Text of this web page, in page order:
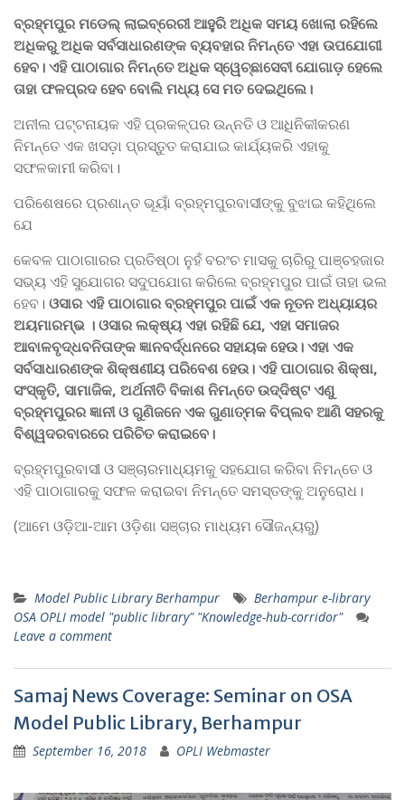
ବ୍ରହ୍ମପୁର ମଡେଲ୍‌ ଲାଇବ୍ରେରୀ ଆହୁରି ଅଧିକ ସମୟ ଖୋଲା ରହିଲେ
ଅଧିକରୁ ଅଧିକ ସର୍ବସାଧାରଣଙ୍କ ବ୍ୟବହାର ନିମନ୍ତେ ଏହା ଉପଯୋଗୀ
ହେବ। ଏହି ପାଠାଗାର ନିମନ୍ତେ ଅଧିକ ସ୍ୱେଚ୍ଛାସେବୀ ଯୋଗାଡ଼ ହେଲେ
ତାହା ଫଳପ୍ରଦ ହେବ ବୋଲି ମଧ୍ୟ ସେ ମତ ଦେଇଥିଲେ।
ଅନୀଲ ପଟ୍ଟନାୟକ ଏହି ପ୍ରକଳ୍ପର ଉନ୍ନତି ଓ ଆଧିନିକୀକରଣ
ନିମନ୍ତେ ଏକ ଖସଡ଼ା ପ୍ରସ୍ତୁତ କରାଯାଇ କାର୍ଯ୍ୟକରି ଏହାକୁ
ସଫଳକାମୀ କରିବା।
ପରିଶେଷରେ ପ୍ରଶାନ୍ତ ଭୂୟାଁ ବ୍ରହ୍ମପୁରବାସୀଙ୍କୁ ବୁଝାଇ କହିଥିଲେ
ଯେ
କେବଳ ପାଠାଗାରର ପ୍ରତିଷ୍ଠା ନୁହଁ ବରଂଚ ମାସକୁ ଚାରିରୁ ପାଞ୍ଚହଜାର
ସଭ୍ୟ ଏହି ସୁଯୋଗର ସଦୁପଯୋଗ କରିଲେ ବ୍ରହ୍ମପୁର ପାଇଁ ତାହା ଭଲ
ହେବ। ଓସାର ଏହି ପାଠାଗାର ବ୍ରହ୍ମପୁର ପାଇଁ ଏକ ନୂତନ ଅଧ୍ୟାୟର
ଅୟମାରମ୍ଭ । ଓସାର ଲକ୍ଷ୍ୟ ଏହା ରହିଛି ଯେ, ଏହା ସମାଜର
ଆବାଳବୃଦ୍ଧବନିତାଙ୍କ ଜ୍ଞାନବର୍ଦ୍ଧନରେ ସହାୟକ ହେଉ। ଏହା ଏକ
ସର୍ବସାଧାରଣଙ୍କ ଶିକ୍ଷଣୀୟ ପରିବେଶ ହେଉ। ଏହି ପାଠାଗାର ଶିକ୍ଷା,
ସଂସ୍କୃତି, ସାମାଜିକ, ଅର୍ଥନୀତି ବିକାଶ ନିମନ୍ତେ ଉଦ୍ଦିଷ୍ଟ ଏଣୁ
ବ୍ରହ୍ମପୁରର ଜ୍ଞାନୀ ଓ ଗୁଣିଜନେ ଏକ ଗୁଣାତ୍ମକ ବିପ୍ଲବ ଆଣି ସହରକୁ
ବିଶ୍ୱଦରବାରରେ ପରିଚିତ କରାଇବେ।
ବ୍ରହ୍ମପୁରବାସୀ ଓ ସଞ୍ଚାରମାଧ୍ୟମକୁ ସହଯୋଗ କରିବା ନିମନ୍ତେ ଓ
ଏହି ପାଠାଗାରକୁ ସଫଳ କରାଇବା ନିମନ୍ତେ ସମସ୍ତଙ୍କୁ ଅନୁରୋଧ।
(ଆମେ ଓଡ଼ିଆ-ଆମ ଓଡ଼ିଶା ସଞ୍ଚାର ମାଧ୍ୟମ ସୌଜନ୍ୟରୁ)
Model Public Library Berhampur
Berhampur e-library
OSA OPLI model "public library" "Knowledge-hub-corridor"
Leave a comment
Samaj News Coverage: Seminar on OSA
Model Public Library, Berhampur
September 16, 2018 OPLI Webmaster